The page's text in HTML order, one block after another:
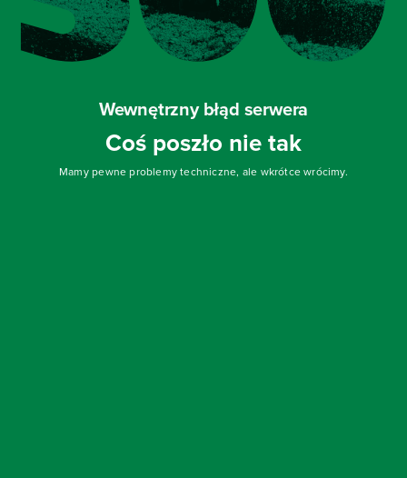
Wewnętrzny błąd serwera
Coś poszło nie tak
Mamy pewne problemy techniczne, ale wkrótce wrócimy.